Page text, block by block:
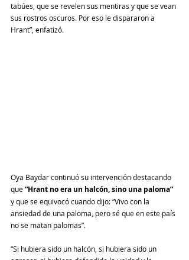
tabúes, que se revelen sus mentiras y que se vean
sus rostros oscuros. Por eso le dispararon a
Hrant”, enfatizó.
Oya Baydar continuó su intervención destacando
que “Hrant no era un halcón, sino una paloma”
y que se equivocó cuando dijo: “Vivo con la
ansiedad de una paloma, pero sé que en este país
no se matan palomas”.
“Si hubiera sido un halcón, si hubiera sido un